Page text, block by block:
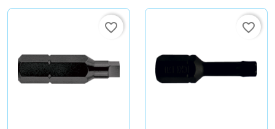
favorite_border favorite_border